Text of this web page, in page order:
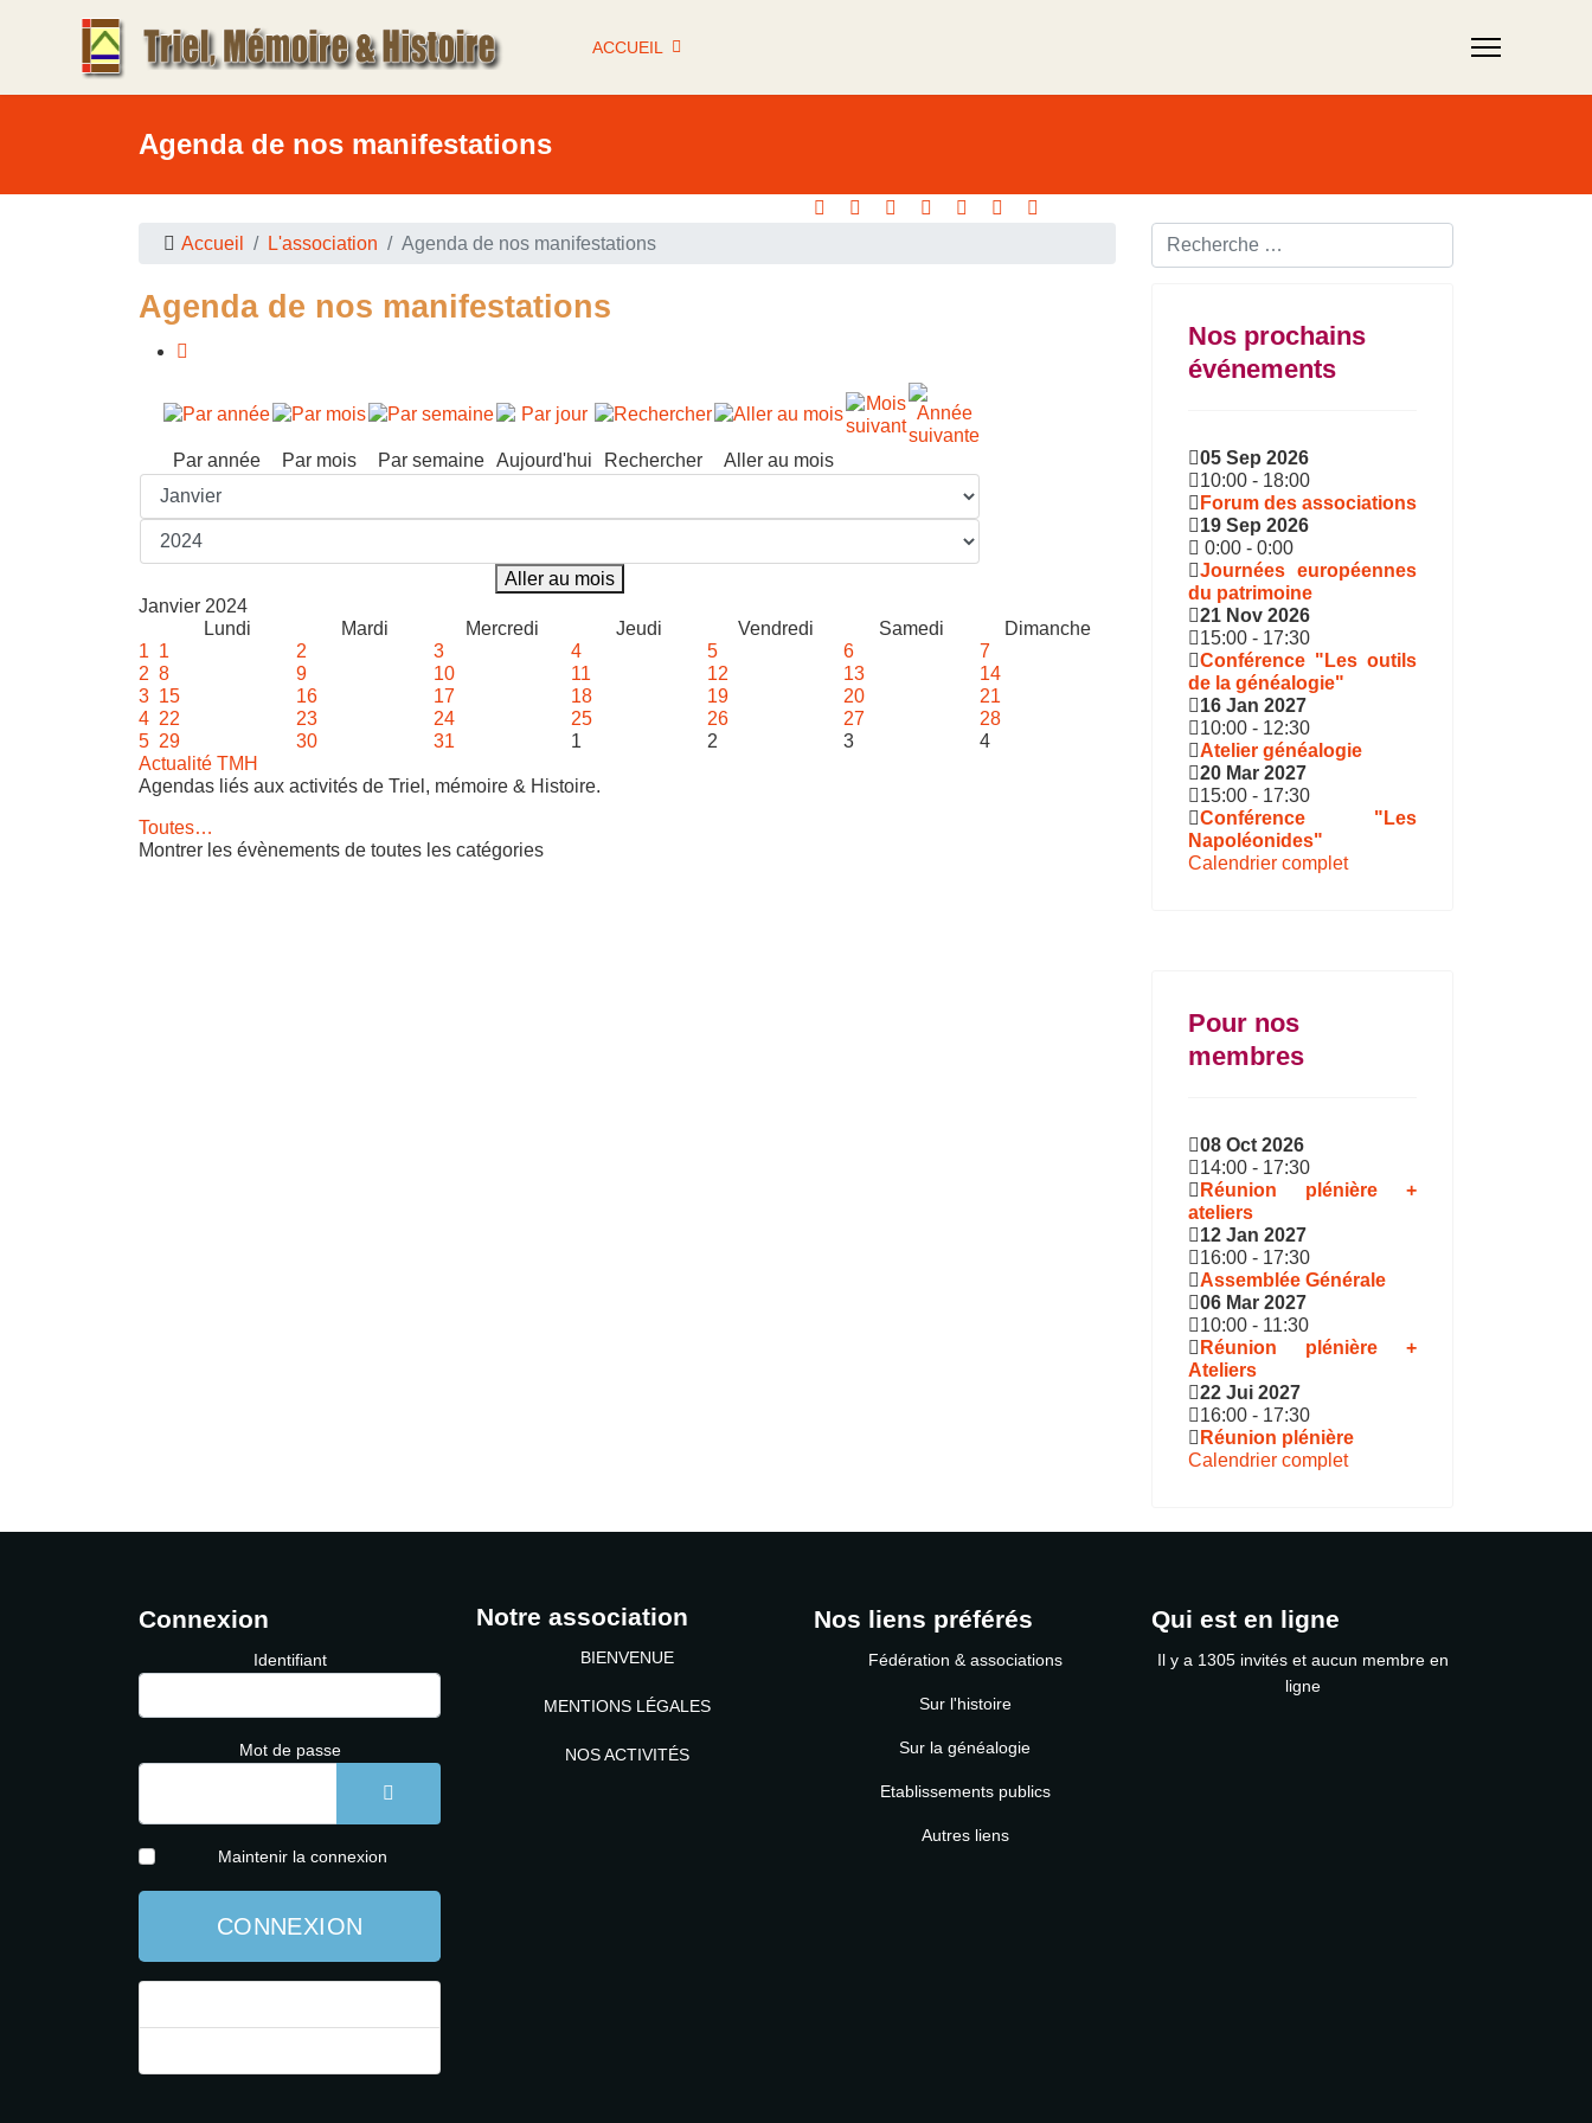
ACCUEIL
Agenda de nos manifestations
Accueil L'association Agenda de nos manifestations
Rechercher ...
Agenda de nos manifestations
Par année Par mois Par semaine Aujourd'hui Rechercher Aller au mois
Aller au mois
Janvier 2024
Lundi
Mardi Mercredi Jeudi Vendredi Samedi
Dimanche
1 1 2 3 4 5 6
7
2 8 9 10 11 12 13
14
3 15 16 17 18 19 20
21
4 22 23 24 25 26 27
28
5 29 30 31 1 2 3
4
Actualité TMH
Agendas liés aux activités de Triel, mémoire & Histoire.
Toutes…
Montrer les évènements de toutes les catégories
Nos prochains
événements
05 Sep 2026
10:00 - 18:00
Forum des associations
19 Sep 2026
0:00 - 0:00
Journées européennes
du patrimoine
21 Nov 2026
15:00 - 17:30
Conférence "Les outils
de la généalogie"
16 Jan 2027
10:00 - 12:30
Atelier généalogie
20 Mar 2027
15:00 - 17:30
Conférence "Les
Napoléonides"
Calendrier complet
Pour nos
membres
08 Oct 2026
14:00 - 17:30
Réunion plénière +
ateliers
12 Jan 2027
16:00 - 17:30
Assemblée Générale
06 Mar 2027
10:00 - 11:30
Réunion plénière +
Ateliers
22 Jui 2027
16:00 - 17:30
Réunion plénière
Calendrier complet
Connexion
Identifiant
Mot de passe
AFFICHER LE MOT DE PASSE
Maintenir la connexion
CONNEXION
Notre association
BIENVENUE
MENTIONS LÉGALES
NOS ACTIVITÉS
Nos liens préférés
Fédération & associations
Sur l'histoire
Sur la généalogie
Etablissements publics
Autres liens
Qui est en ligne
Il y a 1305 invités et aucun membre en
ligne